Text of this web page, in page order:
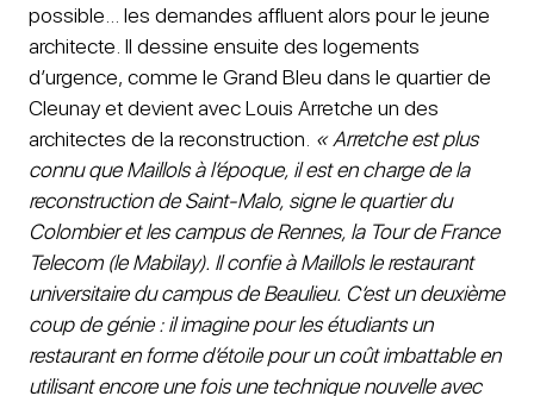
possible… les demandes affluent alors pour le jeune
architecte. Il dessine ensuite des logements
d’urgence, comme le Grand Bleu dans le quartier de
Cleunay et devient avec Louis Arretche un des
architectes de la reconstruction. « Arretche est plus
connu que Maillols à l’époque, il est en charge de la
reconstruction de Saint-Malo, signe le quartier du
Colombier et les campus de Rennes, la Tour de France
Telecom (le Mabilay). Il confie à Maillols le restaurant
universitaire du campus de Beaulieu. C’est un deuxième
coup de génie : il imagine pour les étudiants un
restaurant en forme d’étoile pour un coût imbattable en
utilisant encore une fois une technique nouvelle avec